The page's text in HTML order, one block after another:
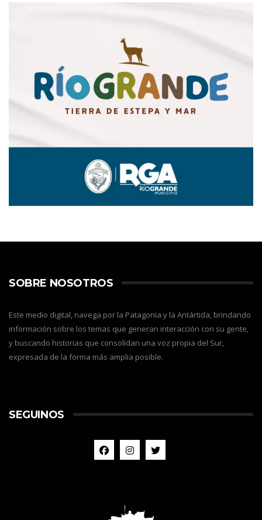
SOBRE NOSOTROS
Este medio digital, navega por la Patagonia y la Antártida, brindando
información sobre los temas que generan interacción con su gente,
y buscando historias que consolidan una voz propia del Sur,
expresada de la forma más amplia posible.
SEGUINOS